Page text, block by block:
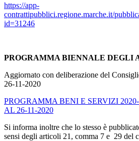
https://app-
contrattipubblici.regione.marche.it/
id=31246
PROGRAMMA BIENNALE DEGLI
Aggiornato con deliberazione del
26-11-2020
PROGRAMMA BENI E SERVIZI
AL 26-11-2020
Si informa inoltre che lo stesso è
sensi degli articoli 21, comma 7 e 29 del